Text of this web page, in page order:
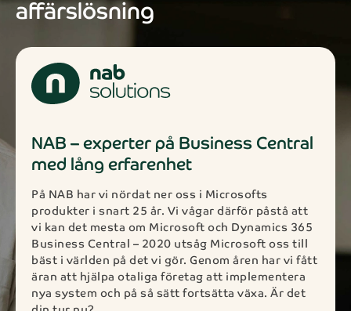
affärslösning
NAB – experter på Business Central
med lång erfarenhet
På NAB har vi nördat ner oss i Microsofts
produkter i snart 25 år. Vi vågar därför påstå att
vi kan det mesta om Microsoft och Dynamics 365
Business Central – 2020 utsåg Microsoft oss till
bäst i världen på det vi gör. Genom åren har vi fått
äran att hjälpa otaliga företag att implementera
nya system och på så sätt fortsätta växa. Är det